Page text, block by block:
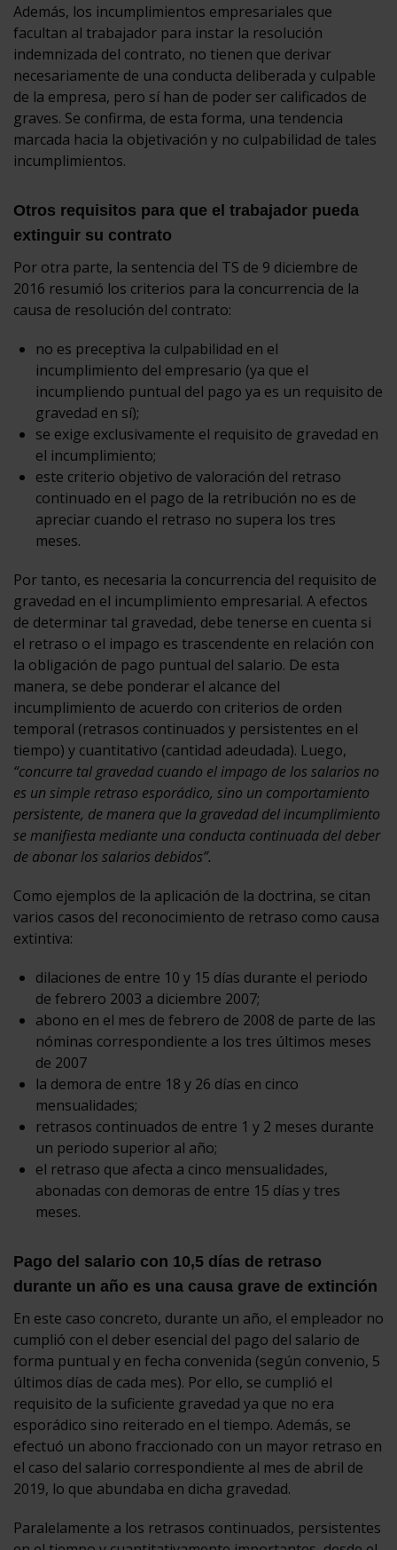
Además, los incumplimientos empresariales que
facultan al trabajador para instar la resolución
indemnizada del contrato, no tienen que derivar
necesariamente de una conducta deliberada y culpable
de la empresa, pero sí han de poder ser calificados de
graves. Se confirma, de esta forma, una tendencia
marcada hacia la objetivación y no culpabilidad de tales
incumplimientos.
Otros requisitos para que el trabajador pueda
extinguir su contrato
Por otra parte, la sentencia del TS de 9 diciembre de
2016 resumió los criterios para la concurrencia de la
causa de resolución del contrato:
no es preceptiva la culpabilidad en el
incumplimiento del empresario (ya que el
incumpliendo puntual del pago ya es un requisito de
gravedad en sí);
se exige exclusivamente el requisito de gravedad en
el incumplimiento;
este criterio objetivo de valoración del retraso
continuado en el pago de la retribución no es de
apreciar cuando el retraso no supera los tres
meses.
Por tanto, es necesaria la concurrencia del requisito de
gravedad en el incumplimiento empresarial. A efectos
de determinar tal gravedad, debe tenerse en cuenta si
el retraso o el impago es trascendente en relación con
la obligación de pago puntual del salario. De esta
manera, se debe ponderar el alcance del
incumplimiento de acuerdo con criterios de orden
temporal (retrasos continuados y persistentes en el
tiempo) y cuantitativo (cantidad adeudada). Luego,
“concurre tal gravedad cuando el impago de los salarios no
es un simple retraso esporádico, sino un comportamiento
persistente, de manera que la gravedad del incumplimiento
se manifiesta mediante una conducta continuada del deber
de abonar los salarios debidos”.
Como ejemplos de la aplicación de la doctrina, se citan
varios casos del reconocimiento de retraso como causa
extintiva:
dilaciones de entre 10 y 15 días durante el periodo
de febrero 2003 a diciembre 2007;
abono en el mes de febrero de 2008 de parte de las
nóminas correspondiente a los tres últimos meses
de 2007
la demora de entre 18 y 26 días en cinco
mensualidades;
retrasos continuados de entre 1 y 2 meses durante
un periodo superior al año;
el retraso que afecta a cinco mensualidades,
abonadas con demoras de entre 15 días y tres
meses.
Pago del salario con 10,5 días de retraso
durante un año es una causa grave de extinción
En este caso concreto, durante un año, el empleador no
cumplió con el deber esencial del pago del salario de
forma puntual y en fecha convenida (según convenio, 5
últimos días de cada mes). Por ello, se cumplió el
requisito de la suficiente gravedad ya que no era
esporádico sino reiterado en el tiempo. Además, se
efectuó un abono fraccionado con un mayor retraso en
el caso del salario correspondiente al mes de abril de
2019, lo que abundaba en dicha gravedad.
Paralelamente a los retrasos continuados, persistentes